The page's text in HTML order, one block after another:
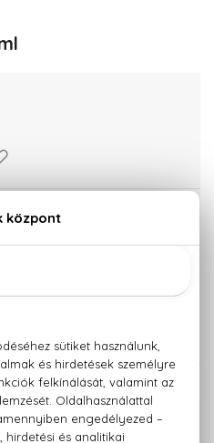
KIVÁLASZTÁSA
TERMÉKEK
visszaküldési garanciával